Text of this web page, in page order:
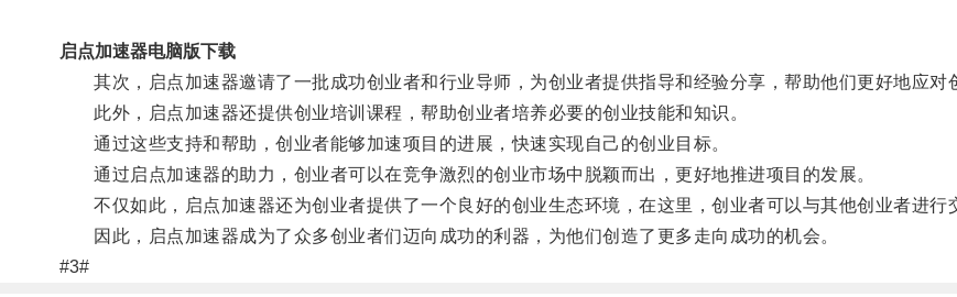
启点加速器电脑版下载
其次，启点加速器邀请了一批成功创业者和行业导师，为创业者提供指导和经验分享，帮助他们更好地应对
此外，启点加速器还提供创业培训课程，帮助创业者培养必要的创业技能和知识。
通过这些支持和帮助，创业者能够加速项目的进展，快速实现自己的创业目标。
通过启点加速器的助力，创业者可以在竞争激烈的创业市场中脱颖而出，更好地推进项目的发展。
不仅如此，启点加速器还为创业者提供了一个良好的创业生态环境，在这里，创业者可以与其他创业者进行
因此，启点加速器成为了众多创业者们迈向成功的利器，为他们创造了更多走向成功的机会。
#3#